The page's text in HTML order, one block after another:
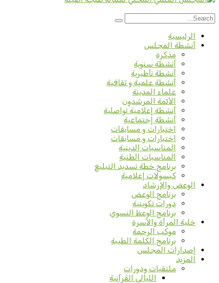
الرئيسية
أنشطة المجلس
مذكرة
أنشطة سنوية
أنشطة تأطيرية
أنشطة علمية و ثقافية
علماء المدينة
الأئمة المرشدون
أنشطة إعلامية تواصلية
أنشطة إجتماعية
اختبارات و مسابقات
اختبارات و مسابقات
المناسبات الدينية
المناسبات الطنية
برنامج خطة تسديد التبليغ
كبسولات إعلامية
الوعض والإرشاد
برنامج الوعض
دورات تكوينية
برنامج الوعظ النسوي
خلية المرأة والأسرة
موكب الرحمة
برنامج الكلمة الطيبة
إصدارات المجلس
المزيد
ملتقيات ودورات
الليالي القرآنية